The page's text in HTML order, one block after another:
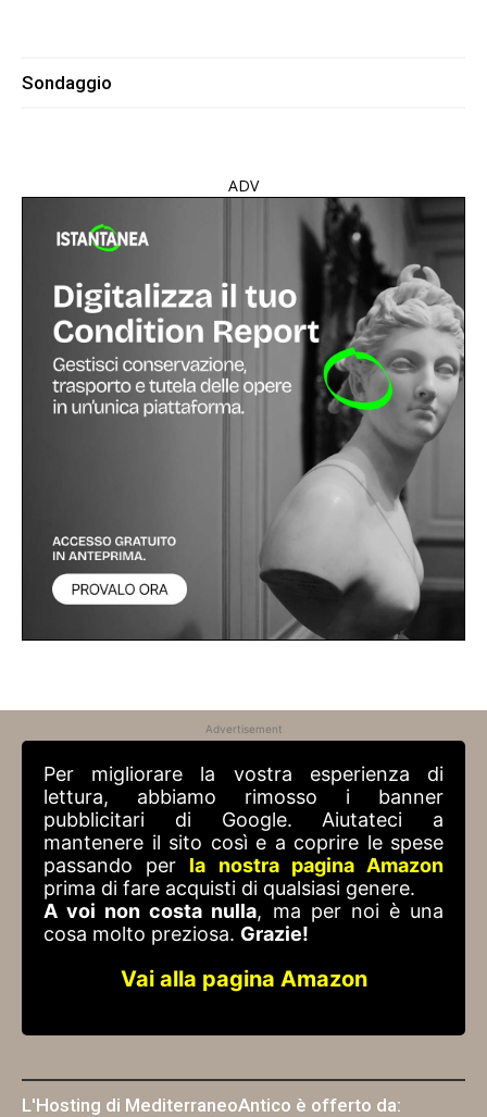
Sondaggio
ADV
Advertisement
Per migliorare la vostra esperienza di
lettura, abbiamo rimosso i banner
pubblicitari di Google. Aiutateci a
mantenere il sito così e a coprire le spese
passando per la nostra pagina Amazon
prima di fare acquisti di qualsiasi genere.
A voi non costa nulla, ma per noi è una
cosa molto preziosa. Grazie!
Vai alla pagina Amazon
L'Hosting di MediterraneoAntico è offerto da: